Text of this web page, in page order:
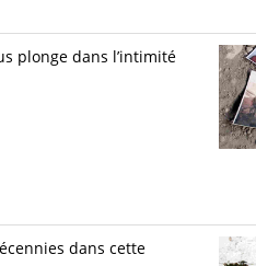
plonge dans l’intimité
dans cette